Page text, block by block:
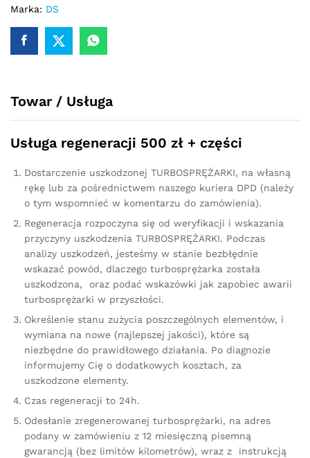
THP
KM
836250
Marka: DS
Towar / Usługa
Usługa regeneracji 500 zł + części
Dostarczenie uszkodzonej TURBOSPRĘŻARKI, na własną
rękę lub za pośrednictwem naszego kuriera DPD (należy
o tym wspomnieć w komentarzu do zamówienia).
Regeneracja rozpoczyna się od weryfikacji i wskazania
przyczyny uszkodzenia TURBOSPRĘŻARKI. Podczas
analizy uszkodzeń, jesteśmy w stanie bezbłędnie
wskazać powód, dlaczego turbosprężarka została
uszkodzona, oraz podać wskazówki jak zapobiec awarii
turbosprężarki w przyszłości.
Określenie stanu zużycia poszczególnych elementów, i
wymiana na nowe (najlepszej jakości), które są
niezbędne do prawidłowego działania. Po diagnozie
informujemy Cię o dodatkowych kosztach, za
uszkodzone elementy.
Czas regeneracji to 24h.
Odesłanie zregenerowanej turbosprężarki, na adres
podany w zamówieniu z 12 miesięczną pisemną
gwarancją (bez limitów kilometrów), wraz z instrukcją